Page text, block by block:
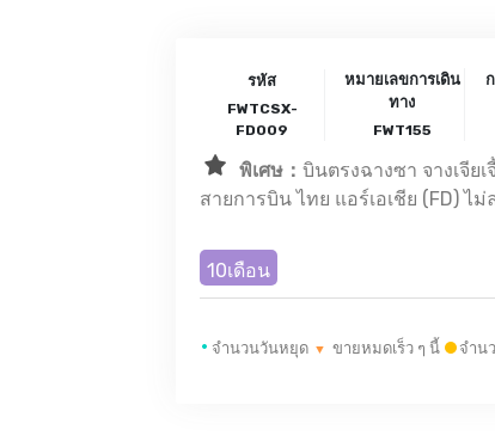
รหัส
FWTCSX-
FD009
หมายเลขการเดิน
FWT155